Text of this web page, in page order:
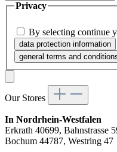
Privacy
By selecting continue
data protection information
general terms and
Our Stores
In Nordrhein-Westfalen
Erkrath 40699, Bahnstrasse
Bochum 44787, Westring 47